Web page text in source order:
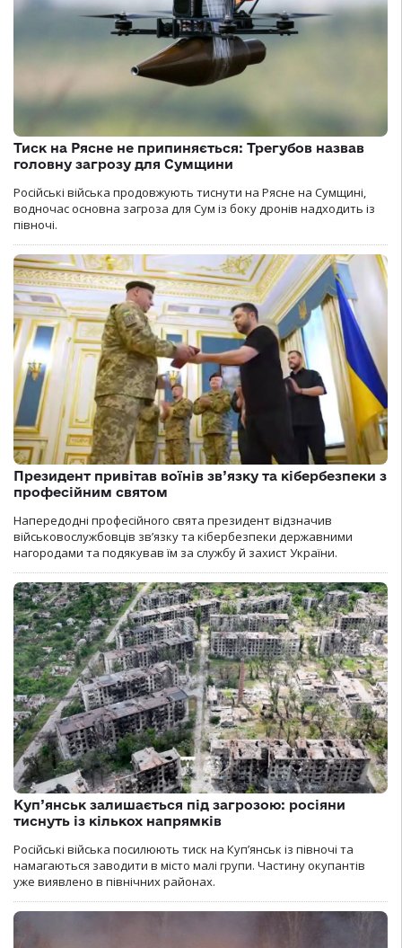
Тиск на Рясне не припиняється: Трегубов назвав
головну загрозу для Сумщини
Російські війська продовжують тиснути на Рясне на Сумщині,
водночас основна загроза для Сум із боку дронів надходить із
півночі.
Президент привітав воїнів зв’язку та кібербезпеки з
професійним святом
Напередодні професійного свята президент відзначив
військовослужбовців зв’язку та кібербезпеки державними
нагородами та подякував їм за службу й захист України.
Куп’янськ залишається під загрозою: росіяни
тиснуть із кількох напрямків
Російські війська посилюють тиск на Куп’янськ із півночі та
намагаються заводити в місто малі групи. Частину окупантів
уже виявлено в північних районах.